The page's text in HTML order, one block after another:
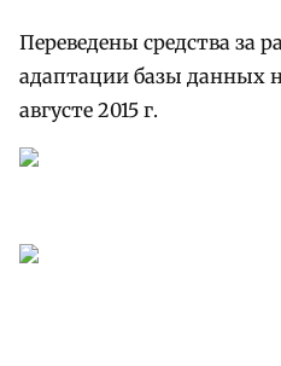
Переведены средства за
адаптации базы данных
августе 2015 г.